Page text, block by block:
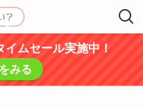
ムセール実施中！
みる